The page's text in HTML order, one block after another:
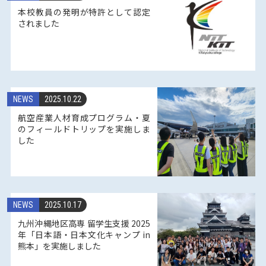
本校教員の発明が特許として認定
されました
2025.10.22
NEWS
航空産業人材育成プログラム・夏
のフィールドトリップを実施しま
した
2025.10.17
NEWS
九州沖縄地区高専 留学生支援 2025
年「日本語・日本文化キャンプ in
熊本」を実施しました